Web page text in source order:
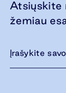
Atsiųskite
žemiau
Įrašykite savo